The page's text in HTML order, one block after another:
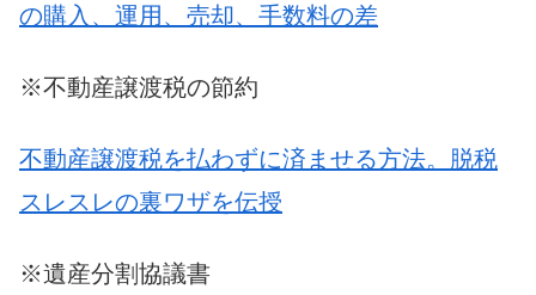
の購入、運用、売却、手数料の差
※不動産譲渡税の節約
不動産譲渡税を払わずに済ませる方法。脱税
スレスレの裏ワザを伝授
※遺産分割協議書